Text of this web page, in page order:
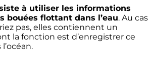
à utiliser les informations
bouées flottant dans l’eau. Au cas
pas, elles contiennent un
la fonction est d’enregistrer ce